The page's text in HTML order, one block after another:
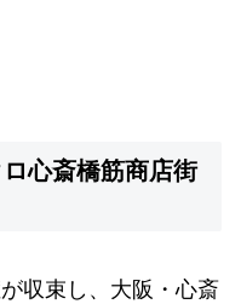
心斎橋筋商店街
収束し、大阪・心斎